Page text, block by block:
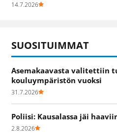
14.7.2026
SUOSITUIMMAT
Asemakaavasta valitettiin
kouluympäristön vuoksi
31.7.2026
Poliisi: Kausalassa jäi
2.8.2026